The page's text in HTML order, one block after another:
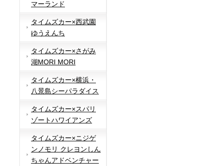
マーランド
タイムズカー×西武園
ゆうえんち
タイムズカー×さがみ
湖MORI MORI
タイムズカー×横浜・
八景島シーパラダイス
タイムズカー×スパリ
ゾートハワイアンズ
タイムズカー×ニジゲ
ンノモリ クレヨンしん
ちゃんアドベンチャー